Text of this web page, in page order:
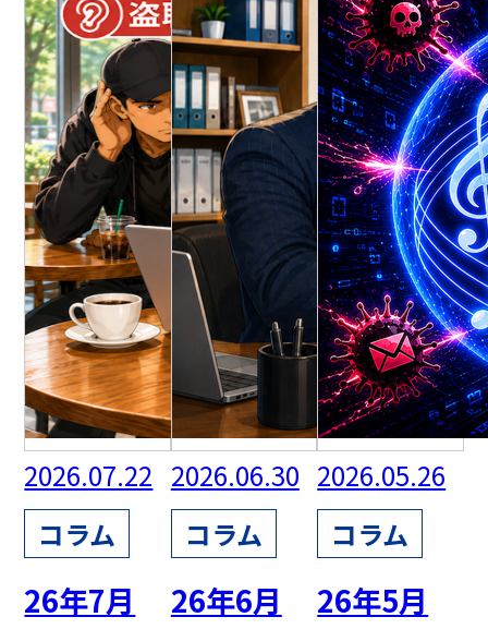
2026.07.22
コラム
26年7月
2026.06.30
コラム
26年6月
2026.05.26
コラム
26年5月